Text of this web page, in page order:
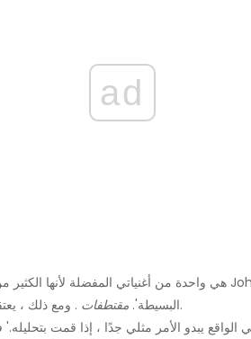
ad
البسيطة'. مقتطفات
. ومع ذلك ، يعتقد بولس منذ فترة طويلة أنه ابتكر اللحن.